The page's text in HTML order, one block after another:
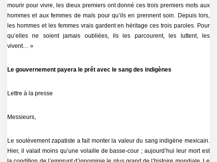
mourir pour vivre, les dieux premiers ont donné ces trois premiers mots aux
hommes et aux femmes de maïs pour qu’ils en prennent soin. Depuis lors,
les hommes et les femmes vrais gardent en héritage ces trois paroles. Pour
qu’elles ne soient jamais oubliées, ils les parcourent, les luttent, les
vivent… »
Le gouvernement payera le prêt avec le sang des indigènes
Lettre à la presse
Messieurs,
Le soulèvement zapatiste a fait monter la valeur du sang indigène mexicain.
Hier, il valait moins qu’une volaille de basse-cour ; aujourd’hui leur mort est